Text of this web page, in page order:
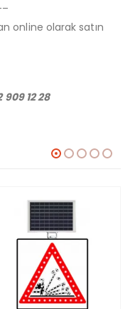
online olarak satın
909 12 28